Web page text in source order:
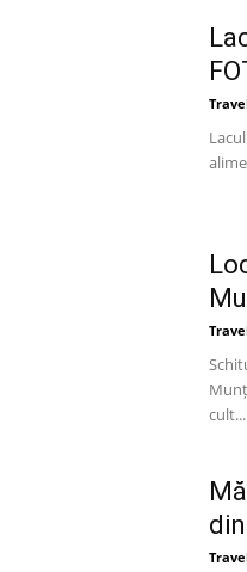
cult...